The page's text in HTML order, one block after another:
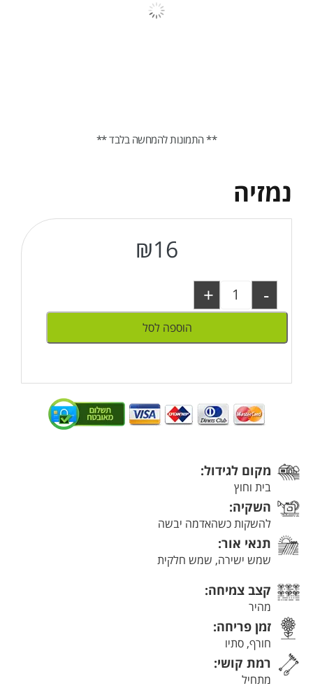
נמזיה
₪16
-
+
הוספה לסל
מקום לגידול:
בית וחוץ
השקיה:
להשקות כשהאדמה יבשה
תנאי אור:
שמש ישירה, שמש חלקית
קצב צמיחה:
מהיר
זמן פריחה:
חורף, סתיו
רמת קושי:
מתחיל
** התמונות להמחשה בלבד **